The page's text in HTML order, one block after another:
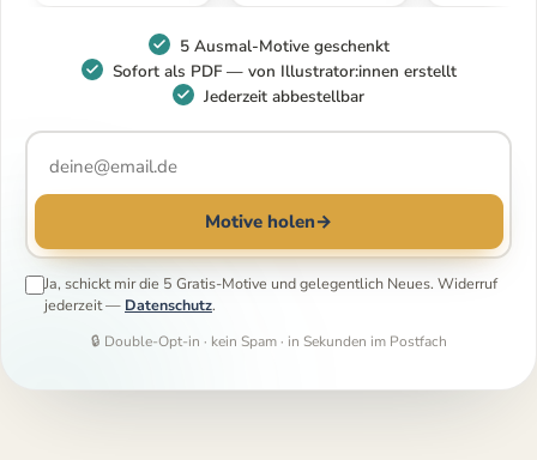
5 Ausmal-Motive geschenkt
Sofort als PDF — von Illustrator:innen erstellt
Jederzeit abbestellbar
Motive holen→
Ja, schickt mir die 5 Gratis-Motive und gelegentlich Neues. Widerruf
jederzeit — Datenschutz.
🔒 Double-Opt-in · kein Spam · in Sekunden im Postfach